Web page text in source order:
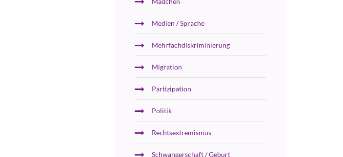
Medien / Sprache
Mehrfachdiskriminierung
Migration
Partizipation
Politik
Rechtsextremismus
Schwangerschaft / Geburt